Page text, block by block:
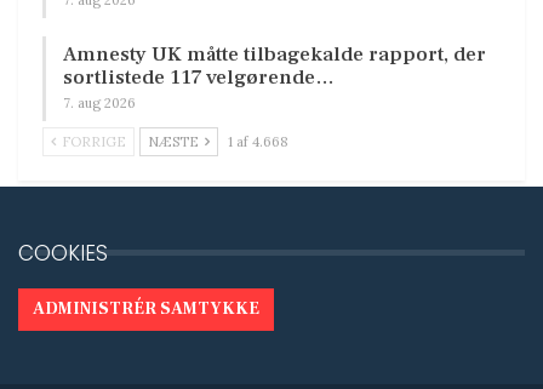
Amnesty UK måtte tilbagekalde rapport, der
sortlistede 117 velgørende…
7. aug 2026
FORRIGE NÆSTE 1 af 4.668
COOKIES
ADMINISTRÉR SAMTYKKE